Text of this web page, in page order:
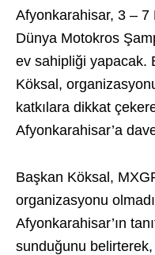
Afyonkarahisar, 3 – 7
Dünya Motokros
ev sahipliği yapacak.
Köksal,
katkılara dikkat
Afyonkarahisar’a
Başkan Köksal,
organizasyonu
Afyonkarahisar’ın
sunduğunu belirterek,